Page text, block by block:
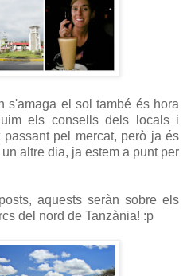
s'amaga el sol també és hora
els consells dels locals i
pel mercat, però ja és
altre dia, ja estem a punt per
aquests seràn sobre els
del nord de Tanzània! :p